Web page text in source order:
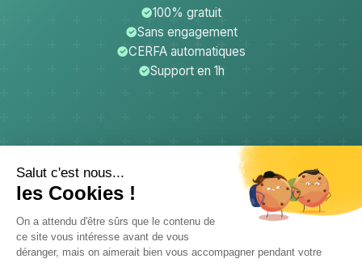
100% gratuit
Sans engagement
CERFA automatiques
Support en 1h
CerfApp
DonateursMentions légalesConfidentialité